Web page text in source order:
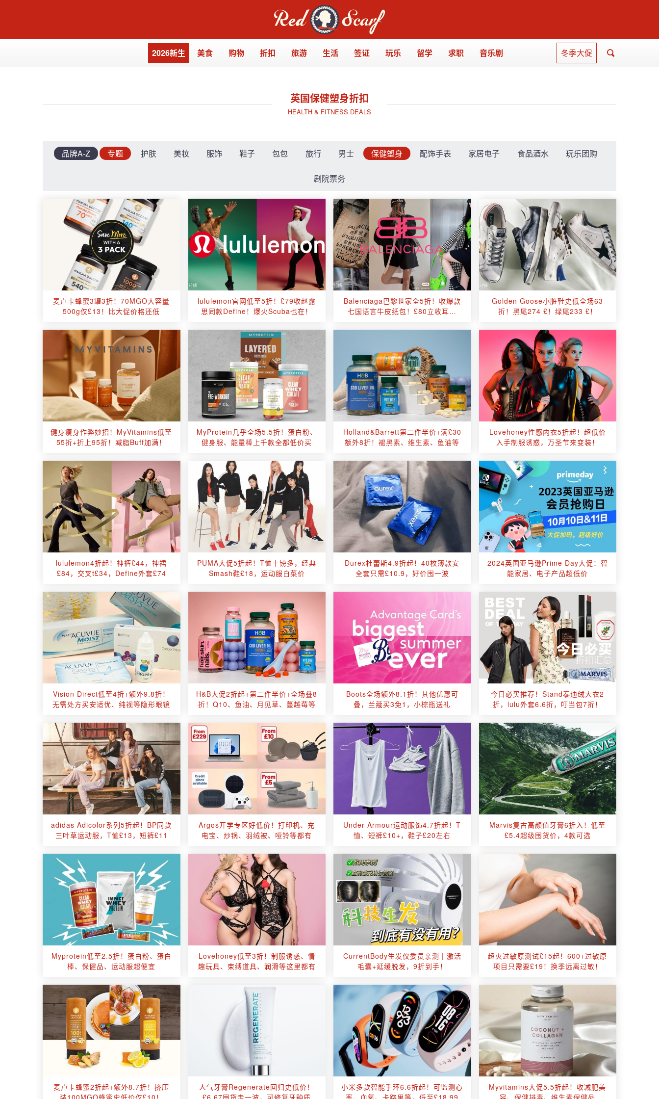
2026新生 美食 购物 折扣 旅游 生活 签证 玩乐 留学 求职 音乐剧 冬季大促
英国保健塑身折扣
HEALTH & FITNESS DEALS
品牌A-Z 专题 护肤 美妆 服饰 鞋子 包包 旅行 男士 保健塑身 配饰手表 家居电子 食品酒水 玩乐团购
剧院票务
麦卢卡蜂蜜3罐3折！70MGO大容量
500g仅£13！比大促价格还低
lululemon官网低至5折！£79收赵露
思同款Define！爆火Scuba也在！
Balenciaga巴黎世家全5折！收爆款
七国语言牛皮纸包！£80立收耳机
Golden Goose小脏鞋史低全场63
折！黑尾274 £！绿尾233 £！
健身瘦身作弊妙招！MyVitamins低至
55折+折上95折！减脂Buff加满！
MyProtein几乎全场5.5折！蛋白粉、
健身服、能量棒上千款全都低价买
Holland&Barrett第二件半价+满£30
额外8折！褪黑素、维生素、鱼油等
Lovehoney性感内衣5折起！超低价
入手制服诱惑，万圣节来变装！
lululemon4折起！神裤£44，神裙
£84，交叉t£34，Define外套£74
PUMA大促5折起！T恤十镑多，经典
Smash鞋£18，运动服白菜价
Durex杜蕾斯4.9折起！40枚薄款安
全套只需£10.9，好价囤一波
2024英国亚马逊Prime Day大促：智
能家居、电子产品超低价
Vision Direct低至4折+额外9.8折！
无需处方买安适优、纯视等隐形眼镜
H&B大促2折起+第二件半价+全场叠8
折！Q10、鱼油、月见草、蔓越莓等
Boots全场额外8.1折！其他优惠可
叠，兰蔻买3免1，小棕瓶送礼
今日必买推荐！Stand泰迪绒大衣2
折，lulu外套6.6折，叮当包7折！
adidas Adicolor系列5折起！BP同款
三叶草运动服，T恤£13，短裤£11
Argos开学专区好低价！打印机、充
电宝、炒锅、羽绒被、哑铃等都有
Under Armour运动服饰4.7折起！T
恤、短裤£10+，鞋子£20左右
Marvis复古高颜值牙膏6折入！低至
£5.4超级囤货价，4款可选
Myprotein低至2.5折！蛋白粉、蛋白
棒、保健品、运动服超便宜
Lovehoney低至3折！制服诱惑、情
趣玩具、束缚道具、润滑等这里都有
CurrentBody生发仪委员亲测 | 激活
毛囊+延缓脱发，9折到手！
超火过敏原测试£15起！600+过敏原
项目只需要£19！换季远离过敏！
麦卢卡蜂蜜2折起+额外8.7折！挤压
人气牙膏Regenerate回归史低价！
小米多款智能手环6.6折起！可监测心
Myvitamins大促5.5折起！收减肥美